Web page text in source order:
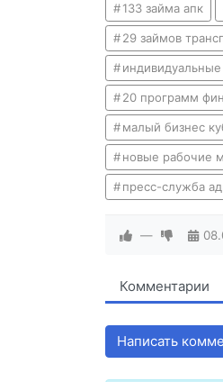
133 займа апк
29 займов
20 программ
малый бизнес
новые рабочие
пресс-служба
—
Комментарии
Написать